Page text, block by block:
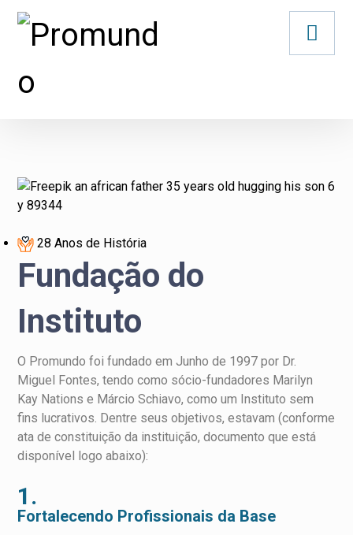
28 Anos de História
Fundação do
Instituto
O Promundo foi fundado em Junho de 1997 por Dr.
Miguel Fontes, tendo como sócio-fundadores Marilyn
Kay Nations e Márcio Schiavo, como um Instituto sem
fins lucrativos. Dentre seus objetivos, estavam (conforme
ata de constituição da instituição, documento que está
disponível logo abaixo):
1.
Fortalecendo Profissionais da Base